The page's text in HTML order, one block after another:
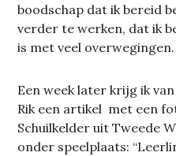
boodschap dat ik bereid
verder te werken, dat ik
is met veel overwegingen.
Een week later krijg ik
Rik een artikel met een
Schuilkelder uit Tweede
onder speelplaats: